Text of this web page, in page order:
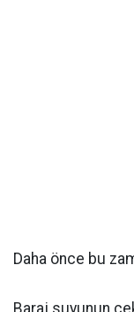
Daha önce bu
Baraj suyunun